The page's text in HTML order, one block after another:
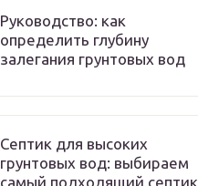
Руководство: как
определить глубину
залегания грунтовых вод
Септик для высоких
грунтовых вод: выбираем
самый подходящий септик